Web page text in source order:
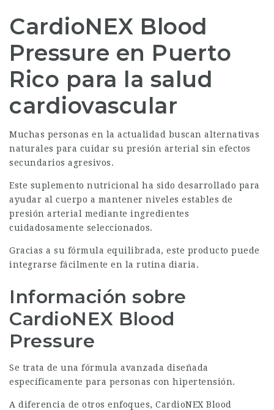
CardioNEX Blood
Pressure en Puerto
Rico para la salud
cardiovascular
Muchas personas en la actualidad buscan alternativas
naturales para cuidar su presión arterial sin efectos
secundarios agresivos.
Este suplemento nutricional ha sido desarrollado para
ayudar al cuerpo a mantener niveles estables de
presión arterial mediante ingredientes
cuidadosamente seleccionados.
Gracias a su fórmula equilibrada, este producto puede
integrarse fácilmente en la rutina diaria.
Información sobre
CardioNEX Blood
Pressure
Se trata de una fórmula avanzada diseñada
específicamente para personas con hipertensión.
A diferencia de otros enfoques, CardioNEX Blood